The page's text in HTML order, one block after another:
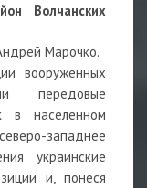
Волчанских
Марочко.
вооруженных
передовые
в населенном
западнее
украинские
и, понеся